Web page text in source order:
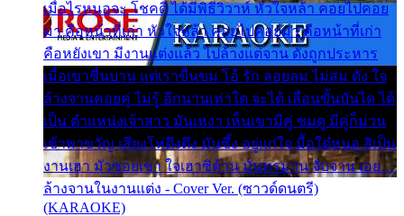
เมื่อไรหนอจะ โชคดี ได้มีพิธีวิวาห์ หัวใจหล้า คอยไปคอย
มา คือหน้าที่เก่า หัวใจหล้า คอยไปคอยมา คือหน้าที่เก่า
คือหยังเขา มีงานแต่งแล้ว ไปล้างแต่จาน ดั่งถูกประหาร
เมื่อเขาชื่นบาน แต่เราขื่นขม โอ้ รัก ลอยลม ไม่สม ดัง ใจ
ล้างจานคอยคู่ ไม่รู้ อีกนานเท่าใด จะได้ เลื่อนขั้นบันได ได้
เป็น ตำแหน่งเจ้าสาว มันเหงา เห็นเขามีคู่ ซมดู มีคู่ก็ม่วน
เข้าพาขวัญ เสียงโห่ตึงตึง มันซึ้ง อยู่แก่ใจ มื้อใด๋หนอ สิเป็น
งานเฮา มัวซอยเขา ใจเฮาซิด้าน มันทรมาน จับจาน เอย…
ล้างจานในงานแต่ง - Cover Ver. (ซาวด์ดนตรี)
(KARAOKE)